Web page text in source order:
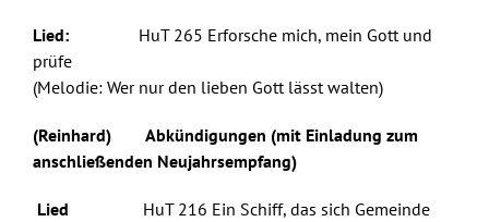
Lied: HuT 265 Erforsche mich, mein Gott und
prüfe
(Melodie: Wer nur den lieben Gott lässt walten)
(Reinhard) Abkündigungen (mit Einladung zum
anschließenden Neujahrsempfang)
Lied HuT 216 Ein Schiff, das sich Gemeinde